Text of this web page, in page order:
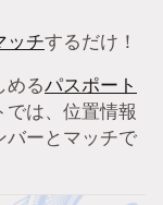
ッチするだけ！
めるパスポート
では、位置情報
バーとマッチで